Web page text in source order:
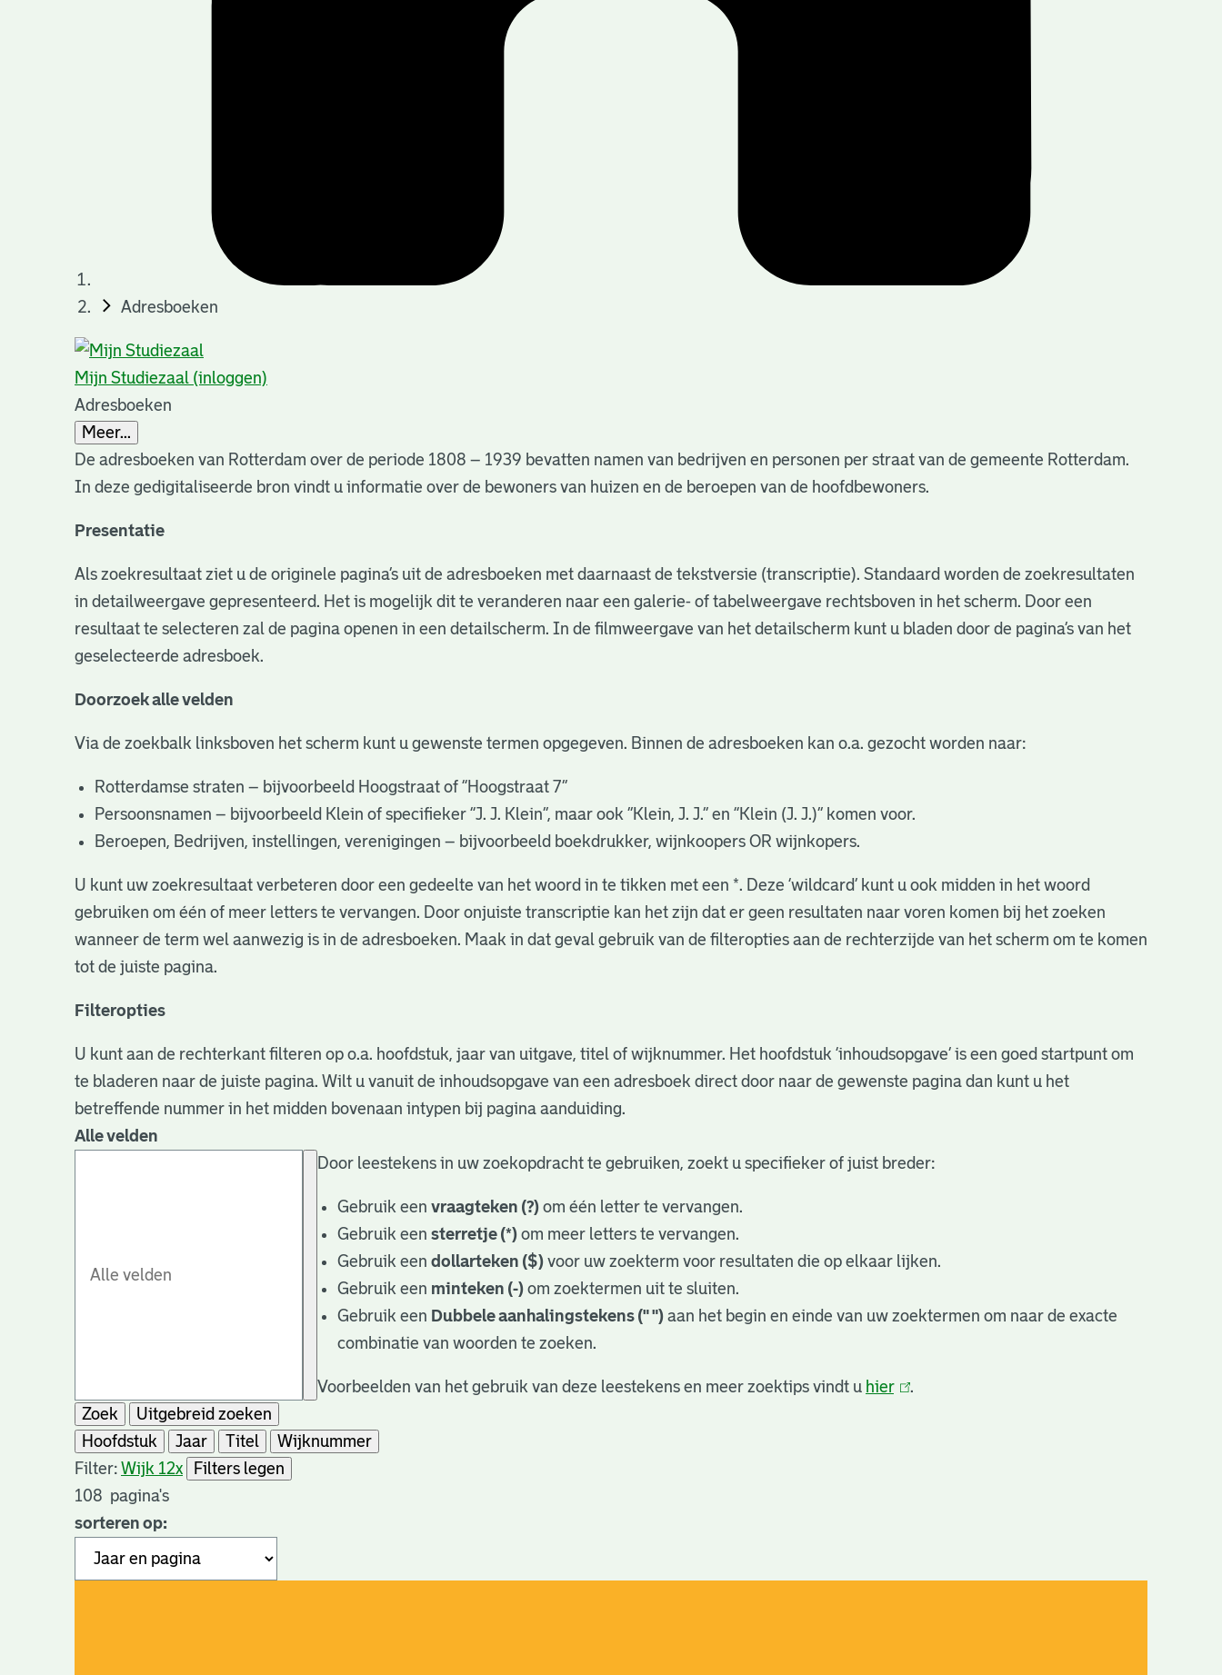
Adresboeken
Mijn Studiezaal (inloggen)
Adresboeken
Meer...
De adresboeken van Rotterdam over de periode 1808 – 1939 bevatten namen van bedrijven en personen per straat van de gemeente Rotterdam.
In deze gedigitaliseerde bron vindt u informatie over de bewoners van huizen en de beroepen van de hoofdbewoners.
Presentatie
Als zoekresultaat ziet u de originele pagina’s uit de adresboeken met daarnaast de tekstversie (transcriptie). Standaard worden de zoekresultaten
in detailweergave gepresenteerd. Het is mogelijk dit te veranderen naar een galerie- of tabelweergave rechtsboven in het scherm. Door een
resultaat te selecteren zal de pagina openen in een detailscherm. In de filmweergave van het detailscherm kunt u bladen door de pagina’s van het
geselecteerde adresboek.
Doorzoek alle velden
Via de zoekbalk linksboven het scherm kunt u gewenste termen opgegeven. Binnen de adresboeken kan o.a. gezocht worden naar:
Rotterdamse straten – bijvoorbeeld Hoogstraat of “Hoogstraat 7”
Persoonsnamen – bijvoorbeeld Klein of specifieker “J. J. Klein”, maar ook ”Klein, J. J.” en “Klein (J. J.)” komen voor.
Beroepen, Bedrijven, instellingen, verenigingen – bijvoorbeeld boekdrukker, wijnkoopers OR wijnkopers.
U kunt uw zoekresultaat verbeteren door een gedeelte van het woord in te tikken met een *. Deze ‘wildcard’ kunt u ook midden in het woord
gebruiken om één of meer letters te vervangen. Door onjuiste transcriptie kan het zijn dat er geen resultaten naar voren komen bij het zoeken
wanneer de term wel aanwezig is in de adresboeken. Maak in dat geval gebruik van de filteropties aan de rechterzijde van het scherm om te komen
tot de juiste pagina.
Filteropties
U kunt aan de rechterkant filteren op o.a. hoofdstuk, jaar van uitgave, titel of wijknummer. Het hoofdstuk ‘inhoudsopgave’ is een goed startpunt om
te bladeren naar de juiste pagina. Wilt u vanuit de inhoudsopgave van een adresboek direct door naar de gewenste pagina dan kunt u het
betreffende nummer in het midden bovenaan intypen bij pagina aanduiding.
Alle velden
Door leestekens in uw zoekopdracht te gebruiken, zoekt u specifieker of juist breder:
Gebruik eenvraagteken (?) om één letter te vervangen.
Gebruik eensterretje (*) om meer letters te vervangen.
Gebruik eendollarteken ($) voor uw zoekterm voor resultaten die op elkaar lijken.
Gebruik een minteken (-) om zoektermen uit te sluiten.
Gebruik een Dubbele aanhalingstekens (" ") aan het begin en einde van uw zoektermen om naar de exacte
combinatie van woorden te zoeken.
Voorbeelden van het gebruik van deze leestekens en meer zoektips vindt u hier(link
.
Zoek
Uitgebreid zoeken
Hoofdstuk
Jaar Titel
Wijknummer
Filter: Wijk 12x
Filters legen
108 pagina's
sorteren op: